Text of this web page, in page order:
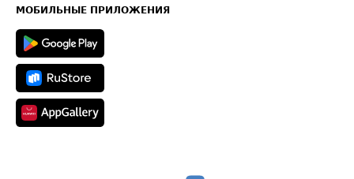
Техническая информация
МОБИЛЬНЫЕ ПРИЛОЖЕНИЯ